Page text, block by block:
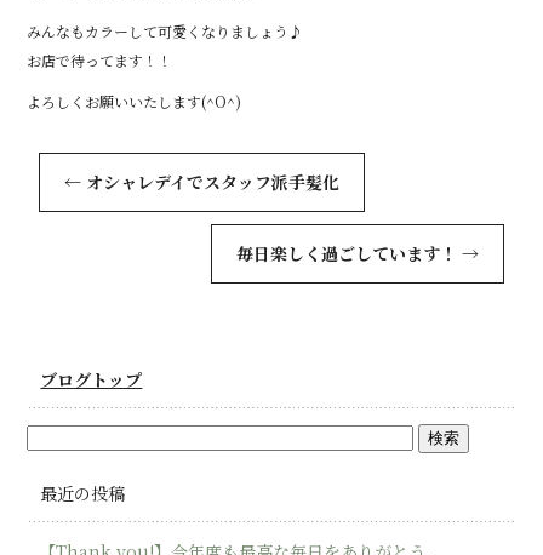
みんなもカラーして可愛くなりましょう♪
お店で待ってます！！
よろしくお願いいたします(^O^)
← オシャレデイでスタッフ派手髪化
毎日楽しく過ごしています！ →
ブログトップ
最近の投稿